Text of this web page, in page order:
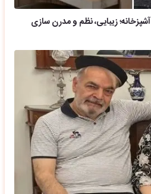
زیبایی، نظم و مدرن سازی